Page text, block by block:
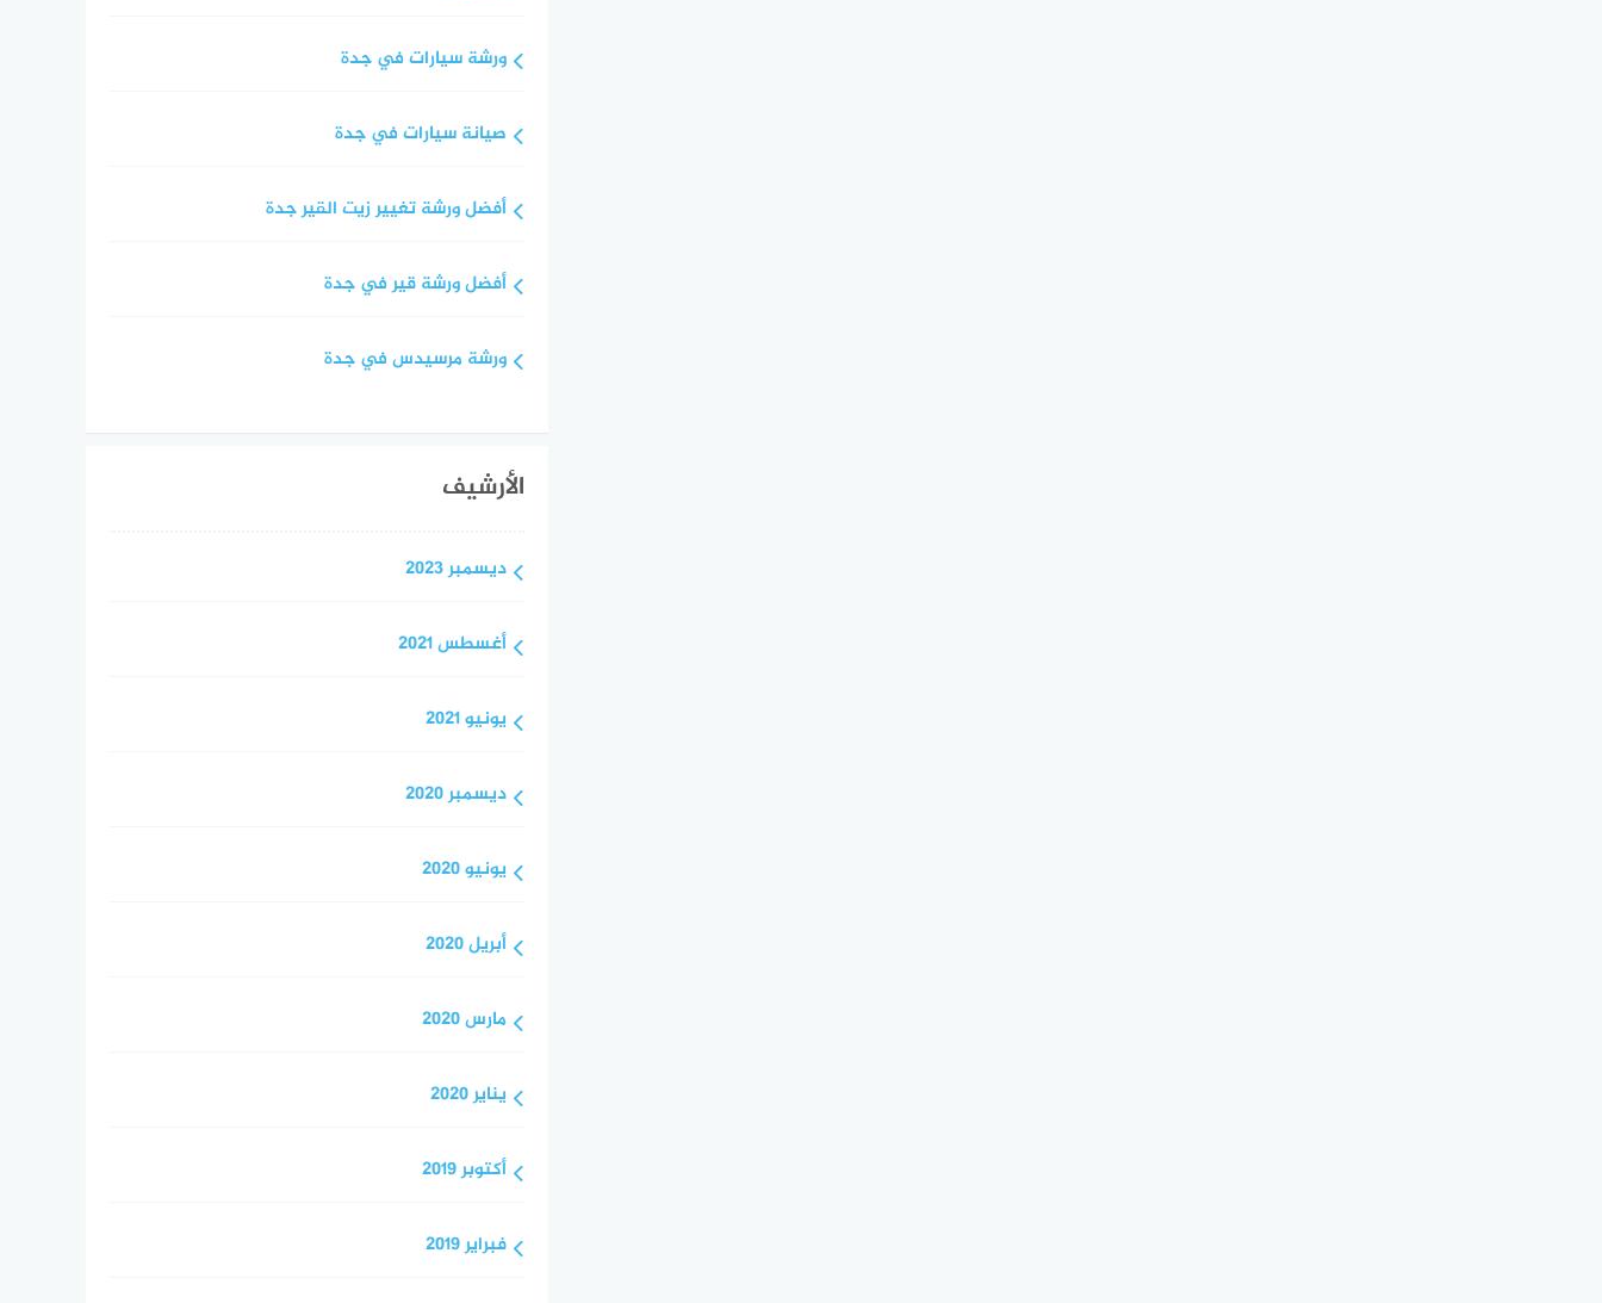
ورشة سيارات في جدة
صيانة سيارات في جدة
أفضل ورشة تغيير زيت القير جدة
أفضل ورشة قير في جدة
ورشة مرسيدس في جدة
الأرشيف
ديسمبر 2023
أغسطس 2021
يونيو 2021
ديسمبر 2020
يونيو 2020
أبريل 2020
مارس 2020
يناير 2020
أكتوبر 2019
فبراير 2019